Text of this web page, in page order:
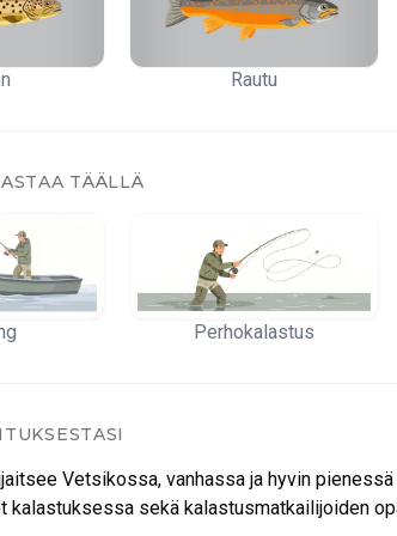
alueella ja haluat ostaa vain
Rautu
TÄÄLLÄ
Perhokalastus
Vetsikossa, vanhassa ja hyvin
kalastuksessa sekä kalastusmatkailijoiden